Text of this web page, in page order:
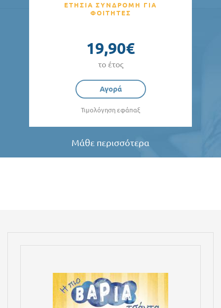
ΕΤΗΣΙΑ ΣΥΝΔΡΟΜΗ ΓΙΑ
ΦΟΙΤΗΤΕΣ
19,90€
το έτος
Αγορά
Τιμολόγηση εφάπαξ
Μάθε περισσότερα